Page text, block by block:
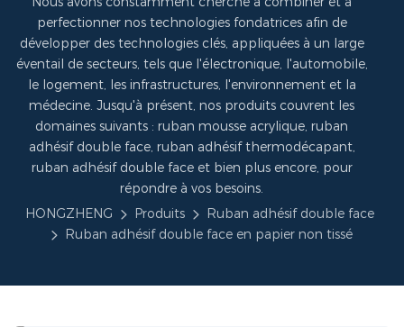
perfectionner nos technologies fondatrices afin de
développer des technologies clés, appliquées à un large
éventail de secteurs, tels que l'électronique, l'automobile,
le logement, les infrastructures, l'environnement et la
médecine. Jusqu'à présent, nos produits couvrent les
domaines suivants : ruban mousse acrylique, ruban
adhésif double face, ruban adhésif thermodécapant,
ruban adhésif double face et bien plus encore, pour
répondre à vos besoins.
HONGZHENG
Produits
Ruban adhésif double face
Ruban adhésif double face en papier non tissé